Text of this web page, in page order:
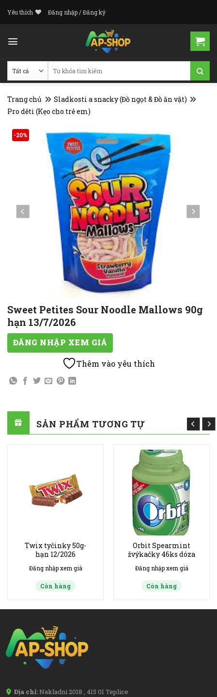
Yêu thích Đăng nhập / Đăng ký
Trang chủ
Sladkosti a snacky (Đồ ngọt & Đồ ăn vặt)
Pro děti (Kẹo cho trẻ em)
-20%
Sweet Petites Sour Noodle Mallows 90g
hạn 13/7/2026
ĐĂNG NHẬP XEM GIÁ
Thêm vào yêu thích
SẢN PHẨM TƯƠNG TỰ
Twix tyčinky 50g-
hạn 12/2026
Đăng nhập xem giá
Còn hàng
Orbit Spearmint
žvýkačky 46ks dóza
Đăng nhập xem giá
Còn hàng
Địa chỉ: Nakladni 2018 , 415 01 Teplice